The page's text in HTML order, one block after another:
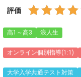
評価
高1～高3 浪人生
オンライン個別指導(1:1)
大学入学共通テスト対策